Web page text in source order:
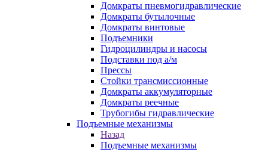
Домкраты пневмогидравлические
Домкраты бутылочные
Домкраты винтовые
Подъемники
Гидроцилиндры и насосы
Подставки под а/м
Прессы
Стойки трансмиссионные
Домкраты аккумуляторные
Домкраты реечные
Трубогибы гидравлические
Подъемные механизмы
Назад
Подъемные механизмы